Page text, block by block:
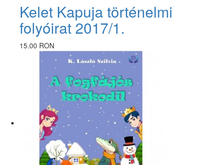
Kelet Kapuja történelmi
folyóirat 2017/1.
15.00 RON